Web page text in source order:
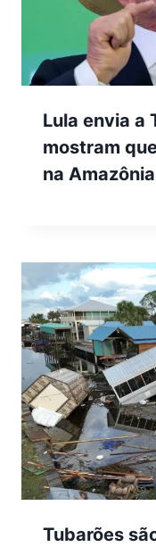
Lula envia a
mostram
na Amazônia
Tubarões